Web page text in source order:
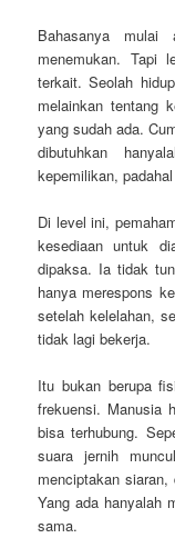
Bahasanya mulai
menemukan. Tapi
terkait. Seolah
melainkan tentang
yang sudah ada.
dibutuhkan
kepemilikan,
Di level ini,
kesediaan untuk
dipaksa. Ia tidak
hanya merespons
setelah kelelahan,
tidak lagi bekerja.
Itu bukan berupa
frekuensi. Manusia
bisa terhubung.
suara jernih
menciptakan
Yang ada hanyalah
sama.